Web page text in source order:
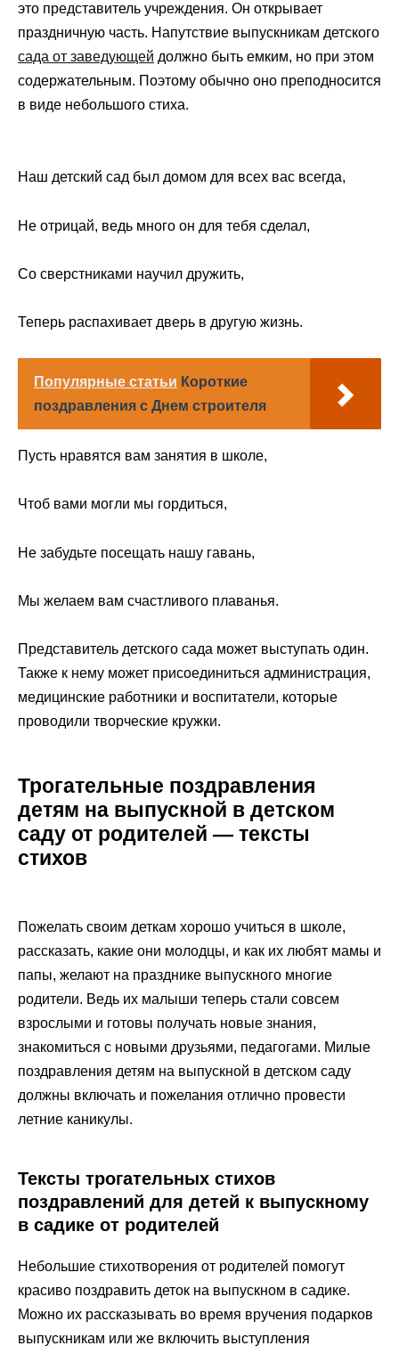
это представитель учреждения. Он открывает
праздничную часть. Напутствие выпускникам детского
сада от заведующей должно быть емким, но при этом
содержательным. Поэтому обычно оно преподносится
в виде небольшого стиха.
Наш детский сад был домом для всех вас всегда,
Не отрицай, ведь много он для тебя сделал,
Со сверстниками научил дружить,
Теперь распахивает дверь в другую жизнь.
Популярные статьи Короткие
поздравления с Днем строителя
Пусть нравятся вам занятия в школе,
Чтоб вами могли мы гордиться,
Не забудьте посещать нашу гавань,
Мы желаем вам счастливого плаванья.
Представитель детского сада может выступать один.
Также к нему может присоединиться администрация,
медицинские работники и воспитатели, которые
проводили творческие кружки.
Трогательные поздравления
детям на выпускной в детском
саду от родителей — тексты
стихов
Пожелать своим деткам хорошо учиться в школе,
рассказать, какие они молодцы, и как их любят мамы и
папы, желают на празднике выпускного многие
родители. Ведь их малыши теперь стали совсем
взрослыми и готовы получать новые знания,
знакомиться с новыми друзьями, педагогами. Милые
поздравления детям на выпускной в детском саду
должны включать и пожелания отлично провести
летние каникулы.
Тексты трогательных стихов
поздравлений для детей к выпускному
в садике от родителей
Небольшие стихотворения от родителей помогут
красиво поздравить деток на выпускном в садике.
Можно их рассказывать во время вручения подарков
выпускникам или же включить выступления